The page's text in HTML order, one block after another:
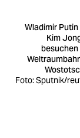
Wladimir Putin
Kim
besuchen
Foto: Sputnik/